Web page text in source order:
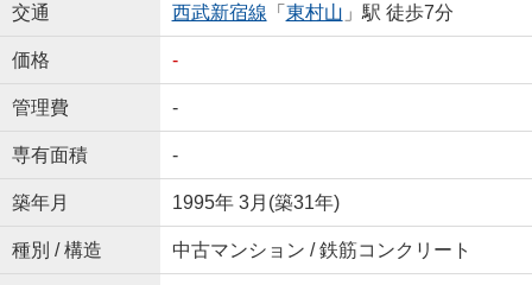
交通 西武新宿線 「 東村山 」駅 徒歩7分
価格 -
管理費 -
専有面積 -
築年月 1995年 3月(築31年)
種別 / 構造 中古マンション / 鉄筋コンクリート